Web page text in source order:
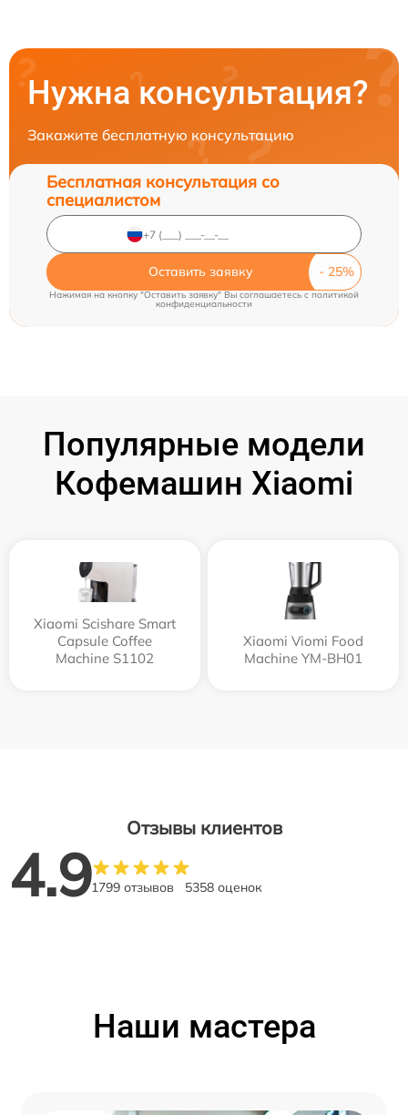
Нужна консультация?
Закажите бесплатную консультацию
Бесплатная консультация со
специалистом
Оставить заявку
Нажимая на кнопку "Оставить заявку" Вы соглашаетесь cполитикой
конфиденциальности
Популярные модели
Кофемашин Xiaomi
Xiaomi Scishare Smart
Capsule Coffee
Machine S1102
Xiaomi Viomi Food
Machine YM-BH01
Отзывы клиентов
4.91799 отзывов 5358 оценок
Наши мастера